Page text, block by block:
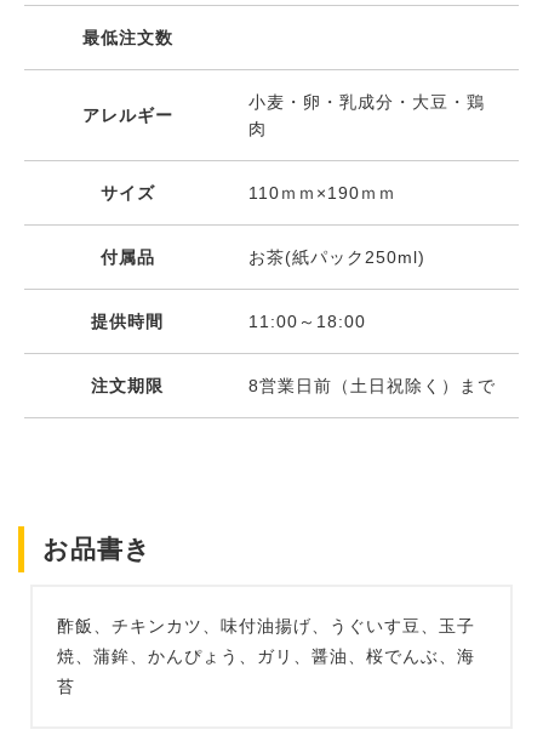
最低注文数
アレルギー
小麦・卵・乳成分・大豆・鶏
肉
サイズ 110ｍｍ×190ｍｍ
付属品 お茶(紙パック250ml)
提供時間 11:00～18:00
注文期限 8営業日前（土日祝除く）まで
お品書き
酢飯、チキンカツ、味付油揚げ、うぐいす豆、玉子
焼、蒲鉾、かんぴょう、ガリ、醤油、桜でんぶ、海
苔